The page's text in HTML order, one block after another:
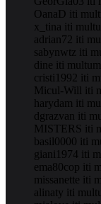
OanaD iti
x_tina iti
adrian72 iti
sabynwtz iti
dine iti
cristi1992 iti
Micul-Will iti
harydam iti
dgrazvan iti
MISTERS iti
basil0000 iti
giani1974 iti
ema80cop iti
missanette iti
alinaty iti